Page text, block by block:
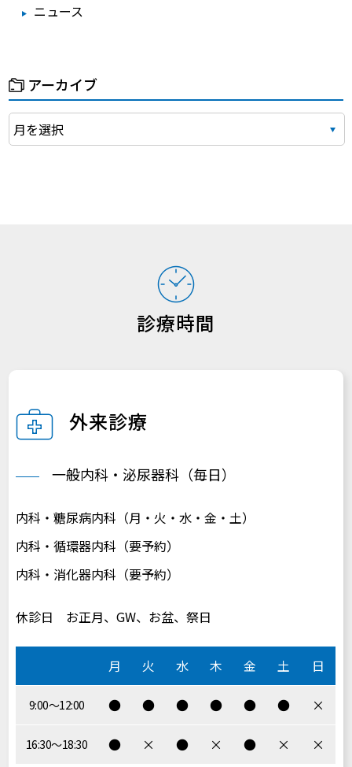
ニュース
アーカイブ
診療時間
外来診療
一般内科・泌尿器科（毎日）
内科・糖尿病内科（月・火・水・金・土）
内科・循環器内科（要予約）
内科・消化器内科（要予約）
休診日 お正月、GW、お盆、祭日
月 火 水 木 金 土 日
9:00〜12:00 ● ● ● ● ● ● ×
16:30〜18:30 ● × ● × ● × ×